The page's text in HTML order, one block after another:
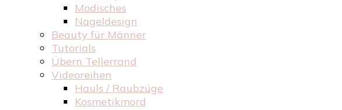
Modisches
Nageldesign
Beauty für Männer
Tutorials
Übern Tellerrand
Videoreihen
Hauls / Raubzüge
Kosmetikmord